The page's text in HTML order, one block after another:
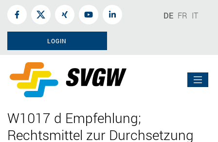
DE FR IT
LOGIN
W1017 d Empfehlung;
Rechtsmittel zur Durchsetzung